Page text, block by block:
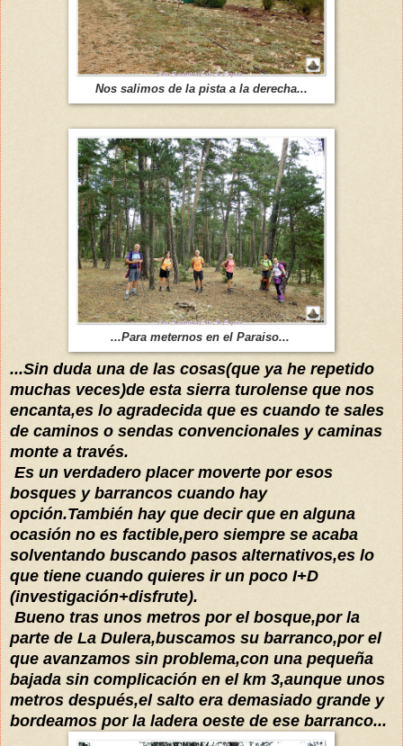
Nos salimos de la pista a la derecha...
...Para meternos en el Paraiso...
...Sin duda una de las cosas(que ya he repetido
muchas veces)de esta sierra turolense que nos
encanta,es lo agradecida que es cuando te sales
de caminos o sendas convencionales y caminas
monte a través.
Es un verdadero placer moverte por esos
bosques y barrancos cuando hay
opción.También hay que decir que en alguna
ocasión no es factible,pero siempre se acaba
solventando buscando pasos alternativos,es lo
que tiene cuando quieres ir un poco I+D
(investigación+disfrute).
Bueno tras unos metros por el bosque,por la
parte de La Dulera,buscamos su barranco,por el
que avanzamos sin problema,con una pequeña
bajada sin complicación en el km 3,aunque unos
metros después,el salto era demasiado grande y
bordeamos por la ladera oeste de ese barranco...